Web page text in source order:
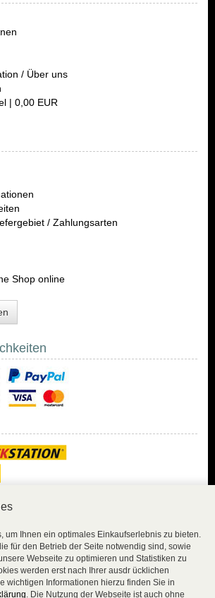
/ Über uns
| 0,00 EUR
/ Zahlungsarten
Shop online
Sicher Einkaufen mit
Trusted Shops und
Geld-zurück-Garantie.
um Ihnen ein optimales Einkaufserlebnis zu bieten.
für den Betrieb der Seite notwendig sind, sowie
Webseite zu optimieren und Statistiken zu
werden erst nach Ihrer ausdr ücklichen
wichtigen Informationen hierzu finden Sie in
. Die Nutzung der Webseite ist auch ohne